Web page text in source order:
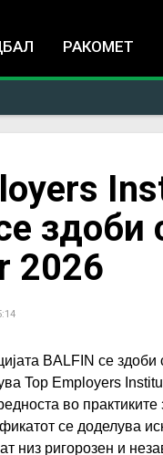
РАКОМЕТ
здоби
2026
BALFIN се
Top Employers
во
се доделува
низ ригорозен и